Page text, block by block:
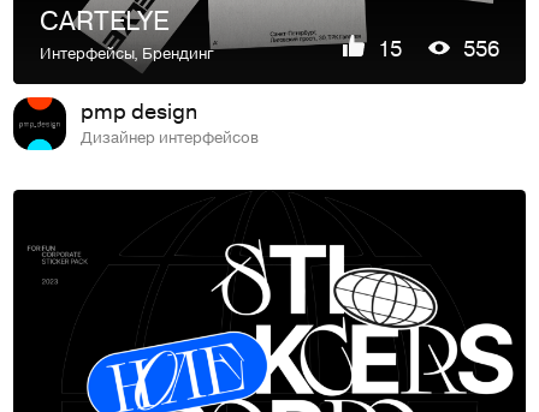
CARTELYE
Интерфейсы, Брендинг 15 556
pmp design
Дизайнер интерфейсов